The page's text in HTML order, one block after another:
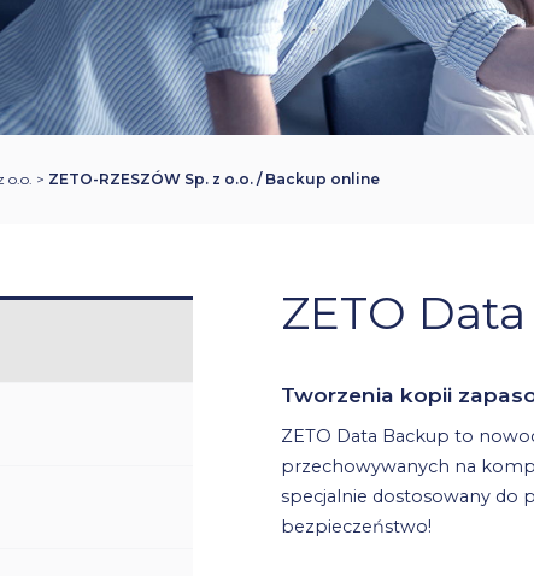
o.o. > ZETO-RZESZÓW Sp. z o.o. / Backup online
ZETO
Tworzenia kopii
ZETO Data Backup to
przechowywanych na
specjalnie dostosowany do
bezpieczeństwo!